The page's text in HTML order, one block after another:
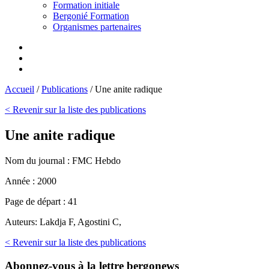
Formation initiale
Bergonié Formation
Organismes partenaires
Accueil /Publications /Une anite radique
< Revenir sur la liste des publications
Une anite radique
Nom du journal : FMC Hebdo
Année : 2000
Page de départ : 41
Auteurs: Lakdja F, Agostini C,
< Revenir sur la liste des publications
Abonnez-vous à la lettre bergonews